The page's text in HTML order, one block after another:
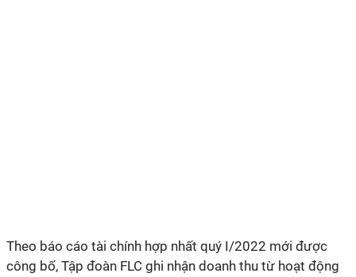
Theo báo cáo tài chính hợp nhất quý I/2022 mới được
công bố, Tập đoàn FLC ghi nhận doanh thu từ hoạt động